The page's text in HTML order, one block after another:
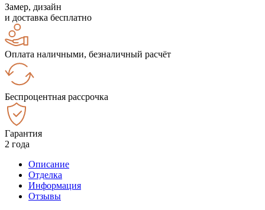
Замер, дизайн
и доставка бесплатно
Оплата наличными, безналичный расчёт
Беспроцентная рассрочка
Гарантия
2 года
Описание
Отделка
Информация
Отзывы